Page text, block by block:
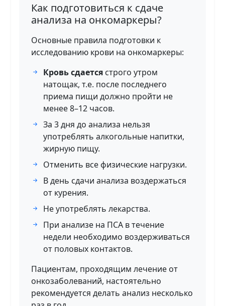
Как подготовиться к сдаче
анализа на онкомаркеры?
Основные правила подготовки к
исследованию крови на онкомаркеры:
Кровь сдается строго утром
натощак, т.е. после последнего
приема пищи должно пройти не
менее 8–12 часов.
За 3 дня до анализа нельзя
употреблять алкогольные напитки,
жирную пищу.
Отменить все физические нагрузки.
В день сдачи анализа воздержаться
от курения.
Не употреблять лекарства.
При анализе на ПСА в течение
недели необходимо воздерживаться
от половых контактов.
Пациентам, проходящим лечение от
онкозаболеваний, настоятельно
рекомендуется делать анализ несколько